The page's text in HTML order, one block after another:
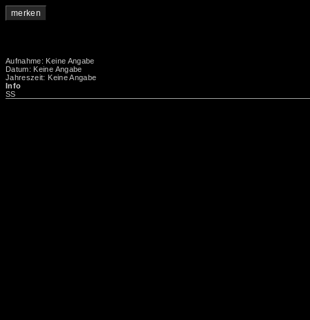
merken
Aufnahme: Keine Angabe
Datum: Keine Angabe
Jahreszeit: Keine Angabe
Info
SS